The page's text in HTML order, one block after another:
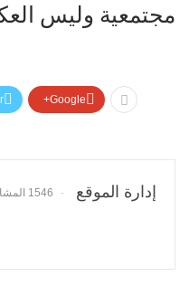
مجتمعية وليس
Google+
إدارة الموقع 1546 المشاركات